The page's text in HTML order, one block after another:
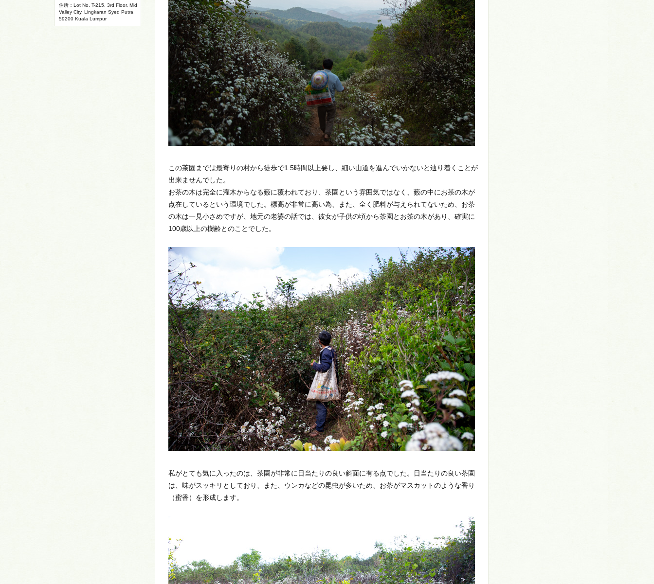
この茶園までは最寄りの村から徒歩で1.5時間以上要し、細い山道を進んでいかないと辿り着くことが
出来ませんでした。
お茶の木は完全に灌木からなる藪に覆われており、茶園という雰囲気ではなく、藪の中にお茶の木が
点在しているという環境でした。標高が非常に高い為、また、全く肥料が与えられてないため、お茶
の木は一見小さめですが、地元の老婆の話では、彼女が子供の頃から茶園とお茶の木があり、確実に
100歳以上の樹齢とのことでした。
私がとても気に入ったのは、茶園が非常に日当たりの良い斜面に有る点でした。日当たりの良い茶園
は、味がスッキリとしており、また、ウンカなどの昆虫が多いため、お茶がマスカットのような香り
（蜜香）を形成します。
住所：Lot No. T-215, 3rd Floor, Mid
Valley City, Lingkaran Syed Putra
59200 Kuala Lumpur